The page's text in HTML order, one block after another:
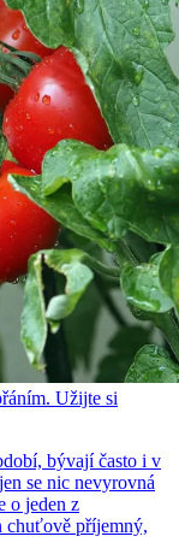
Užijte si
bývají často i v
se nic nevyrovná
o jeden z
chuťově příjemný,